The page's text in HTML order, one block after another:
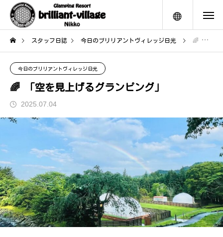
メニュー
スタッフ日誌 今日のブリリアントヴィレッジ日光 🌈 「空を見上げるグランピング」
今日のブリリアントヴィレッジ日光
🌈 「空を見上げるグランピング」
2025.07.04